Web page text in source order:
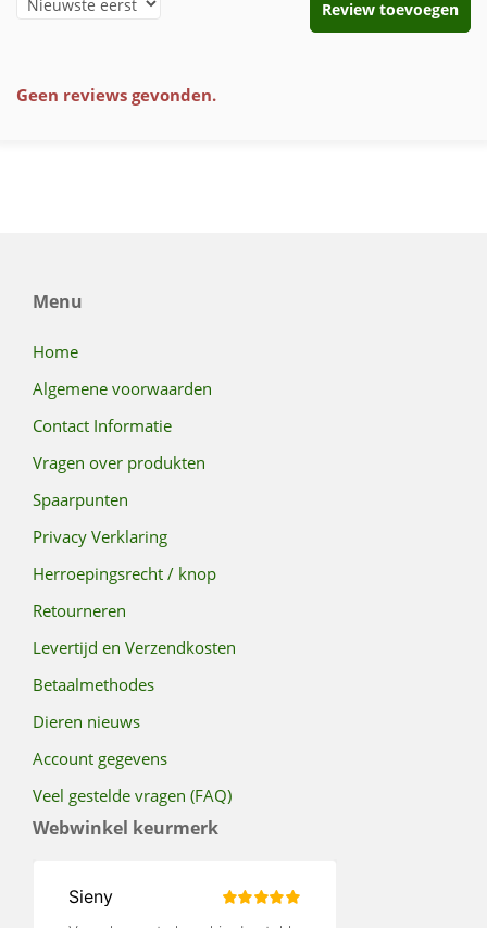
Review toevoegen
Geen reviews gevonden.
Menu
Home
Algemene voorwaarden
Contact Informatie
Vragen over produkten
Spaarpunten
Privacy Verklaring
Herroepingsrecht / knop
Retourneren
Levertijd en Verzendkosten
Betaalmethodes
Dieren nieuws
Account gegevens
Veel gestelde vragen (FAQ)
Webwinkel keurmerk